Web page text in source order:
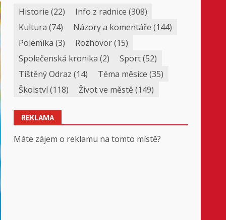
Historie (22) Info z radnice (308)
Kultura (74) Názory a komentáře (144)
Polemika (3) Rozhovor(15)
Společenská kronika (2) Sport(52)
Tištěný Odraz (14) Téma měsíce (35)
Školství(118) Život ve městě(149)
REKLAMA
Máte zájem o reklamu na tomto místě?